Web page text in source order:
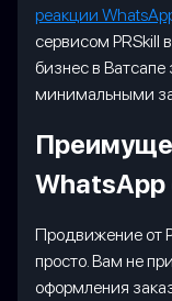
реакции
сервисом PRSkill
бизнес в
минимальными
WhatsApp
Продвижение от
просто. Вам не
оформления